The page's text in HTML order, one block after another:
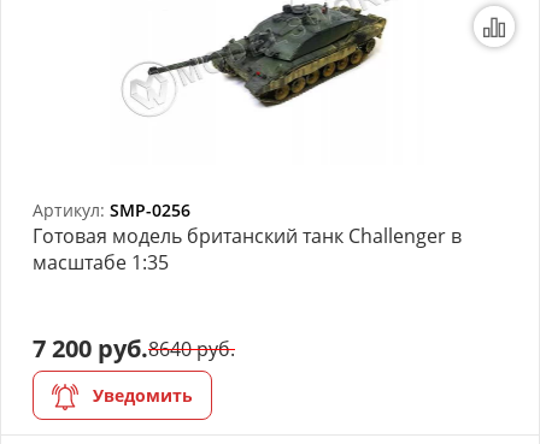
Артикул: SMP-0256
Готовая модель британский танк Challenger в
масштабе 1:35
7 200 руб.8640 руб.
Уведомить